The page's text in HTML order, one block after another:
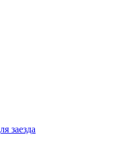
заезда